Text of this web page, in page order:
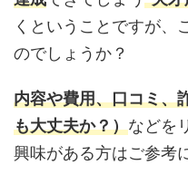
くということですが、
のでしょうか？
内容や費用、口コミ、
も大丈夫か？）などを
興味がある方はご参考